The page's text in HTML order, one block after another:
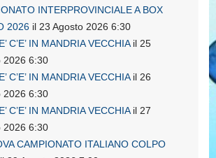
INTERPROVINCIALE A BOX
2026 il 23 Agosto 2026 6:30
C’E’ IN MANDRIA VECCHIAil 25
2026 6:30
C’E’ IN MANDRIA VECCHIAil 26
2026 6:30
C’E’ IN MANDRIA VECCHIAil 27
2026 6:30
CAMPIONATO ITALIANO COLPO